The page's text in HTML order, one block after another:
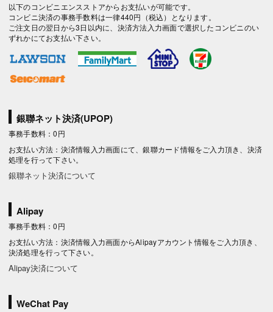
以下のコンビニエンスストアからお支払いが可能です。
コンビニ決済の事務手数料は一律440円（税込）となります。
ご注文日の翌日から3日以内に、決済方法入力画面で選択したコンビニのい
ずれかにてお支払い下さい。
銀聯ネット決済(UPOP)
事務手数料：0円
お支払い方法：決済情報入力画面にて、銀聯カード情報をご入力頂き、決済
処理を行って下さい。
銀聯ネット決済について
Alipay
事務手数料：0円
お支払い方法：決済情報入力画面からAlipayアカウント情報をご入力頂き、
決済処理を行って下さい。
Alipay決済について
WeChat Pay